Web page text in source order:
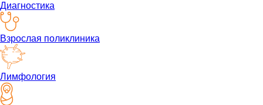
Диагностика
Взрослая поликлиника
Лимфология